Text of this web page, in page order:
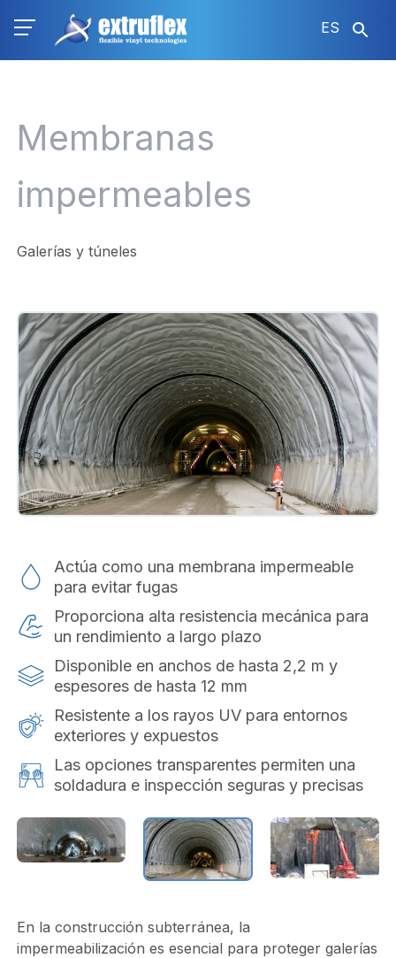
ES
Membranas
impermeables
Galerías y túneles
Actúa como una membrana impermeable
para evitar fugas
Proporciona alta resistencia mecánica para
un rendimiento a largo plazo
Disponible en anchos de hasta 2,2 m y
espesores de hasta 12 mm
Resistente a los rayos UV para entornos
exteriores y expuestos
Las opciones transparentes permiten una
soldadura e inspección seguras y precisas
En la construcción subterránea, la
impermeabilización es esencial para proteger galerías